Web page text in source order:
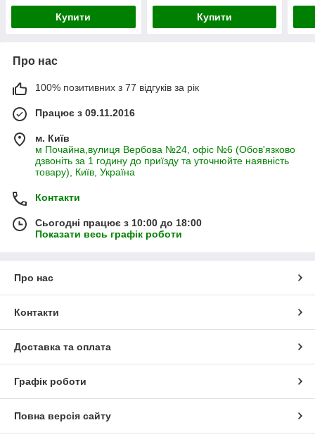
Купити Купити
Про нас
100% позитивних з 77 відгуків за рік
Працює з 09.11.2016
м. Київ
м Почайна,вулиця Вербова №24, офіс №6 (Обов'язково
дзвоніть за 1 годину до приїзду та уточнюйте наявність
товару), Київ, Україна
Контакти
Сьогодні працює з 10:00 до 18:00
Показати весь графік роботи
Про нас
Контакти
Доставка та оплата
Графік роботи
Повна версія сайту